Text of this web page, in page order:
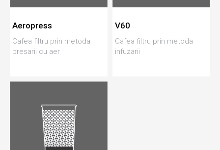
Aeropress
Cafea filtru prin metoda
presarii cu aer
V60
Cafea filtru prin metoda
infuzarii